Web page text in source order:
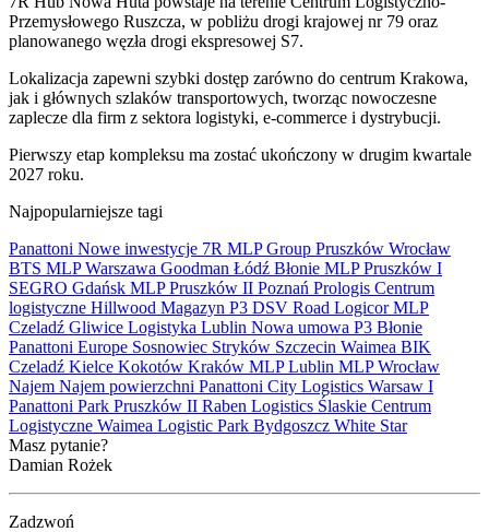
Przemysłowego Ruszcza, w pobliżu drogi krajowej nr 79 oraz
planowanego węzła drogi ekspresowej S7.
Lokalizacja zapewni szybki dostęp zarówno do centrum Krakowa,
jak i głównych szlaków transportowych, tworząc nowoczesne
zaplecze dla firm z sektora logistyki, e-commerce i dystrybucji.
Pierwszy etap kompleksu ma zostać ukończony w drugim kwartale
2027 roku.
Najpopularniejsze tagi
Panattoni Nowe inwestycje 7R MLP Group Pruszków Wrocław
BTS MLPWarszawa Goodman Łódź Błonie MLP Pruszków I
SEGRO Gdańsk MLP Pruszków II Poznań Prologis Centrum
logistyczne Hillwood Magazyn P3 DSV Road LogicorMLP
Czeladź Gliwice Logistyka Lublin Nowa umowa P3 Błonie
Panattoni Europe Sosnowiec Stryków Szczecin Waimea BIK
Czeladź Kielce Kokotów Kraków MLP Lublin MLP Wrocław
Najem Najem powierzchni Panattoni City Logistics Warsaw I
Panattoni Park Pruszków II Raben Logistics Ślaskie Centrum
Logistyczne Waimea Logistic Park Bydgoszcz White Star
Masz pytanie?
Damian Rożek
Zadzwoń